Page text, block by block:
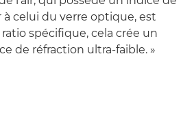
celui du verre optique, est
spécifique, cela crée un
de réfraction ultra-faible. »